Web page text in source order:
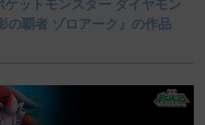
ケットモンスター ダイヤモン
の覇者 ゾロアーク』の作品